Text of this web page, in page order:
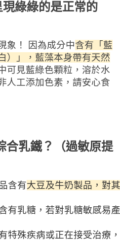
綠綠的是正常的
象！ 因為成分中含有「藍
）」，藍藻本身帶有天然
可見藍綠色顆粒，溶於水
人工添加色素，請安心食
合乳鐵？（過敏原提
含有大豆及牛奶製品，對
有乳糖，若對乳糖敏感易
特殊疾病或正在接受治療